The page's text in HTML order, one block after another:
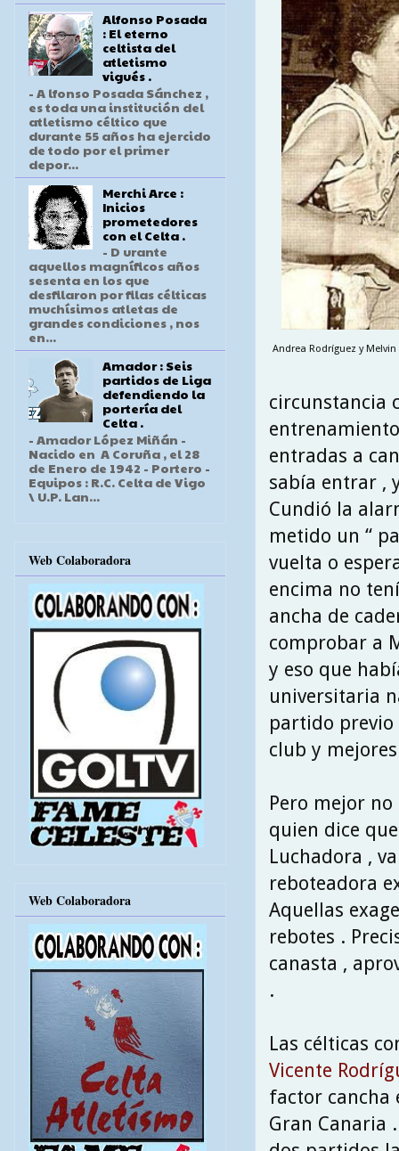
Andrea Rodríguez y
circunstancia
entradas a
sabía entrar ,
Cundió la
metido un “
vuelta o
encima no
ancha de
comprobar a
y eso que
universitaria
partido previo
club y
Pero mejor
quien dice
Luchadora ,
reboteadora
Aquellas
rebotes .
canasta ,
.
Las célticas
Vicente
factor cancha
Gran Canaria
Alfonso Posada
: El eterno
celtista del
atletismo
vigués .
- A lfonso Posada Sánchez ,
es toda una institución del
atletismo céltico que
durante 55 años ha ejercido
de todo por el primer
depor...
Merchi Arce :
Inicios
prometedores
con el Celta .
- D urante
aquellos magníficos años
sesenta en los que
desfilaron por filas célticas
muchísimos atletas de
grandes condiciones , nos
en...
Amador : Seis
partidos de Liga
defendiendo la
portería del
Celta .
- Amador López Miñán -
Nacido en A Coruña , el 28
de Enero de 1942 - Portero -
Equipos : R.C. Celta de Vigo
\ U.P. Lan...
Web Colaboradora
Web Colaboradora